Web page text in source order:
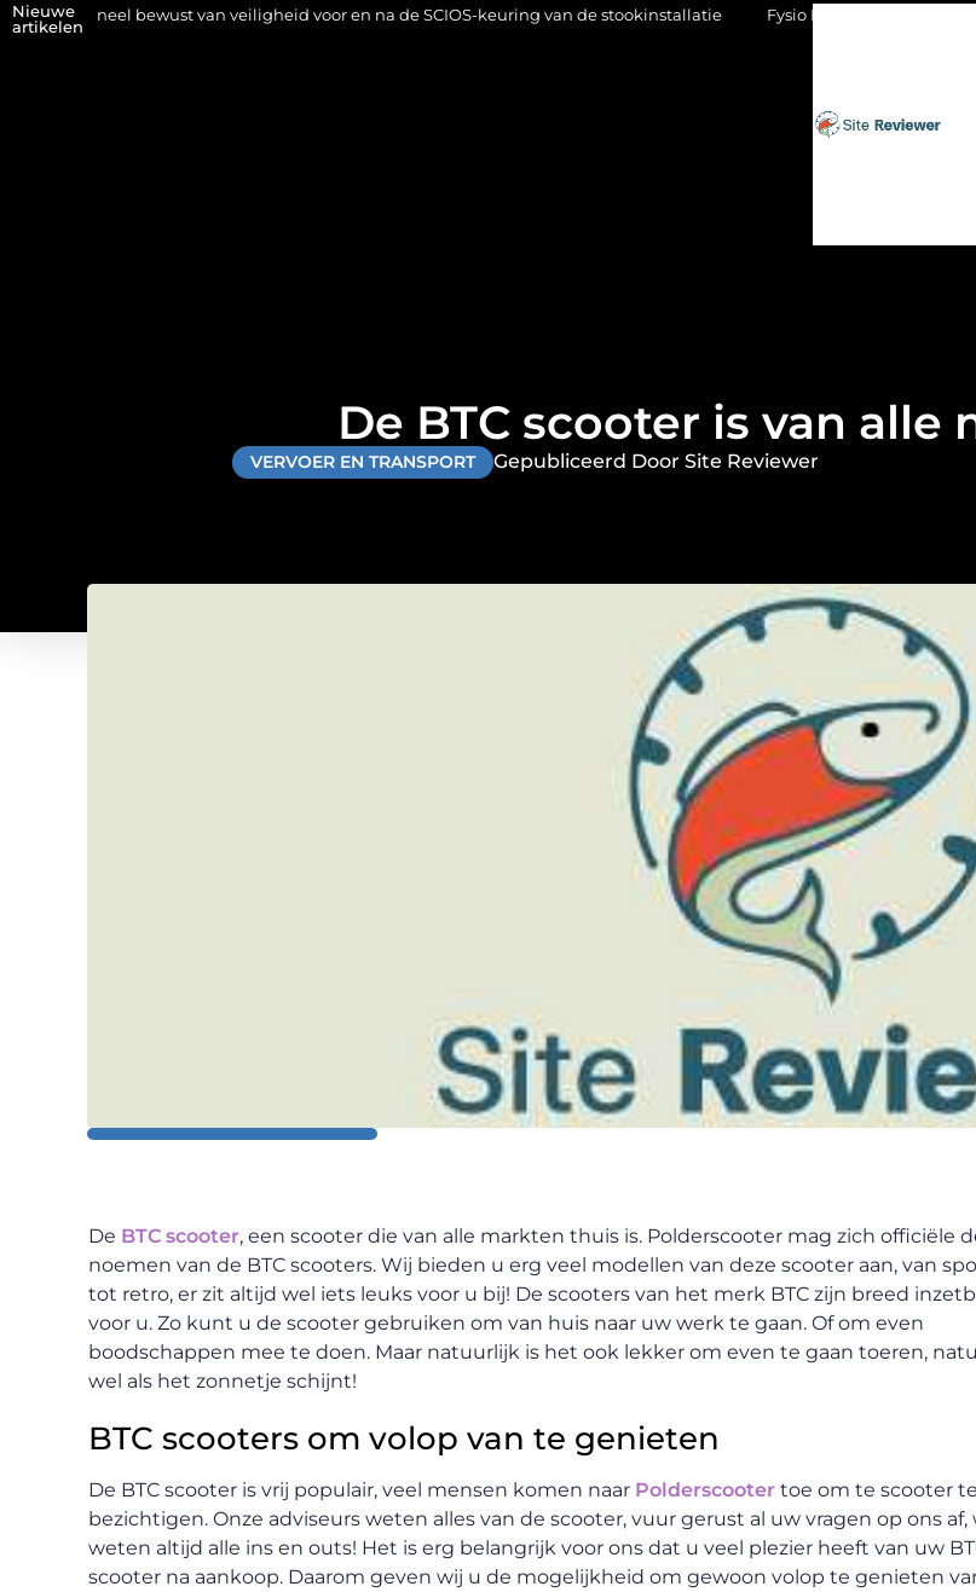
Nieuwe
artikelen
bewust van veiligheid voor en na de SCIOS-keuring van de stookinstallatie Fysio Bleiswijk: gericht werken aan
De BTC scooter is van
VERVOER EN TRANSPORT Gepubliceerd Door Site Reviewer
De BTC scooter, een scooter die van alle markten thuis is. Polderscooter mag zich officiële
noemen van de BTC scooters. Wij bieden u erg veel modellen van deze scooter aan, van
tot retro, er zit altijd wel iets leuks voor u bij! De scooters van het merk BTC zijn breed
voor u. Zo kunt u de scooter gebruiken om van huis naar uw werk te gaan. Of om even
boodschappen mee te doen. Maar natuurlijk is het ook lekker om even te gaan toeren,
wel als het zonnetje schijnt!
BTC scooters om volop van te genieten
De BTC scooter is vrij populair, veel mensen komen naar Polderscooter toe om te scooter te
bezichtigen. Onze adviseurs weten alles van de scooter, vuur gerust al uw vragen op ons af,
weten altijd alle ins en outs! Het is erg belangrijk voor ons dat u veel plezier heeft van uw
scooter na aankoop. Daarom geven wij u de mogelijkheid om gewoon volop te genieten